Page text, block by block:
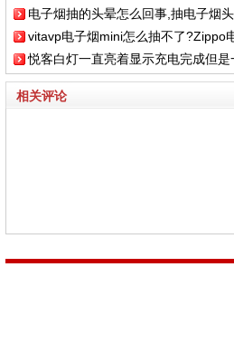
电子烟抽的头晕怎么回事,抽电子烟
vitavp电子烟mini怎么抽不了?Zippo
悦客白灯一直亮着显示充电完成但
闪三下抽不出烟
相关评论